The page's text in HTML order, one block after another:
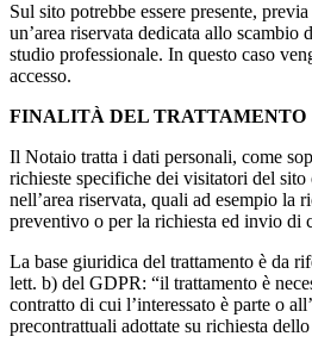
Sul sito potrebbe essere presente,
un’area riservata dedicata allo
studio professionale. In questo caso
accesso.
FINALITÀ DEL TRATTAMENTO
Il Notaio tratta i dati personali, come
richieste specifiche dei visitatori del
nell’area riservata, quali ad esempio la
preventivo o per la richiesta ed invio di
La base giuridica del trattamento è da
lett. b) del GDPR: “il trattamento è
contratto di cui l’interessato è parte o
precontrattuali adottate su richiesta dello